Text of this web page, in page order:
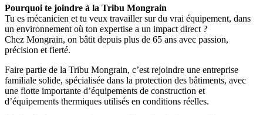
Pourquoi te joindre à la Tribu Mongrain
Tu es mécanicien et tu veux travailler sur du vrai équipement, dans
un environnement où ton expertise a un impact direct ?
Chez Mongrain, on bâtit depuis plus de 65 ans avec passion,
précision et fierté.
Faire partie de la Tribu Mongrain, c’est rejoindre une entreprise
familiale solide, spécialisée dans la protection des bâtiments, avec
une flotte importante d’équipements de construction et
d’équipements thermiques utilisés en conditions réelles.